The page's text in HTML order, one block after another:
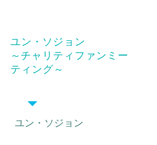
ユン・ソジョン
～チャリティファンミー
ティング～
​ユン・ソジョン